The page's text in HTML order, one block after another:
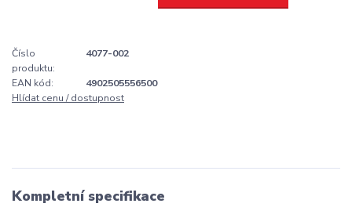
Číslo
produktu:
4077-002
EAN kód:
4902505556500
Hlídat cenu / dostupnost
Kompletní specifikace